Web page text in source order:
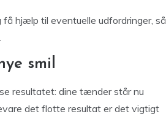
hjælp til eventuelle udfordringer, så
smil
resultatet: dine tænder står nu
det flotte resultat er det vigtigt